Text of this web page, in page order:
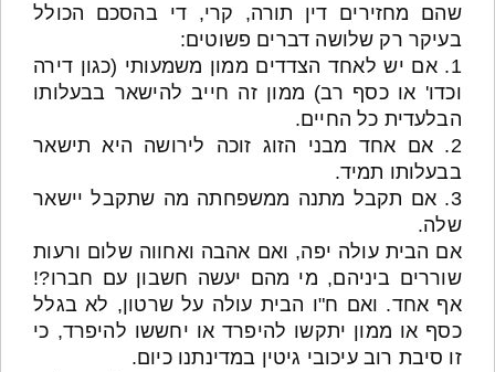
שהם מחזירים דין תורה, קרי, די בהסכם הכולל
בעיקר רק שלושה דברים פשוטים:
1. אם יש לאחד הצדדים ממון משמעותי (כגון דירה
וכדו' או כסף רב) ממון זה חייב להישאר בבעלותו
הבלעדית כל החיים.
2. אם אחד מבני הזוג זוכה לירושה היא תישאר
בבעלותו תמיד.
3. אם תקבל מתנה ממשפחתה מה שתקבל יישאר
שלה.
אם הבית עולה יפה, ואם אהבה ואחווה שלום ורעות
שוררים ביניהם, מי מהם יעשה חשבון עם חברו?!
אף אחד. ואם ח"ו הבית עולה על שרטון, לא בגלל
כסף או ממון יתקשו להיפרד או יחששו להיפרד, כי
זו סיבת רוב עיכובי גיטין במדינתנו כיום.